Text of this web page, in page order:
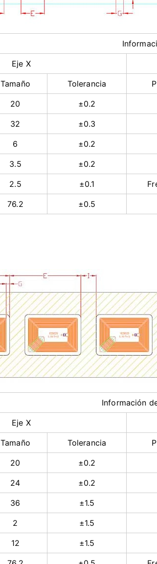
Eje X
Tamaño Tolerancia
20 ±0.2
32 ±0.3
6 ±0.2
3.5 ±0.2
2.5 ±0.1
76.2 ±0.5
Eje X
Tamaño Tolerancia
20 ±0.2
24 ±0.2
36 ±1.5
2 ±1.5
12 ±1.5